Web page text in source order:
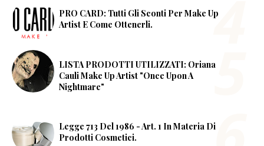
PRO CARD: Tutti Gli Sconti Per Make Up
Artist E Come Ottenerli.
LISTA PRODOTTI UTILIZZATI: Oriana
Cauli Make Up Artist "Once Upon A
Nightmare"
Legge 713 Del 1986 - Art. 1 In Materia Di
Prodotti Cosmetici.